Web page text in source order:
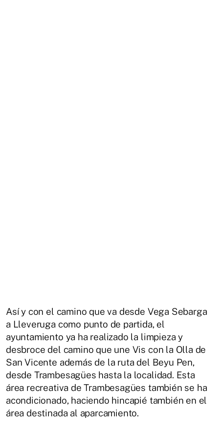
Así y con el camino que va desde Vega Sebarga
a Lleveruga como punto de partida, el
ayuntamiento ya ha realizado la limpieza y
desbroce del camino que une Vis con la Olla de
San Vicente además de la ruta del Beyu Pen,
desde Trambesagües hasta la localidad. Esta
área recreativa de Trambesagües también se ha
acondicionado, haciendo hincapié también en el
área destinada al aparcamiento.